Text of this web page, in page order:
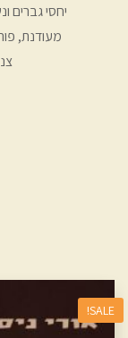
יחסי גברים
מעודנת,
SALE!